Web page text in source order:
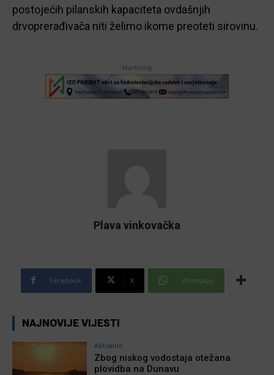
postojećih pilanskih kapaciteta ovdašnjih
drvoprerađivača niti želimo ikome preoteti sirovinu.
-Marketing-
Plava vinkovačka
Facebook X WhatsApp
NAJNOVIJE VIJESTI
Aktualno
Zbog niskog vodostaja otežana
plovidba na Dunavu